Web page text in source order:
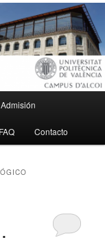
Admisión
FAQ Contacto